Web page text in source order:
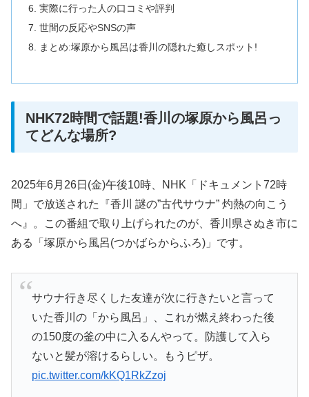
実際に行った人の口コミや評判
世間の反応やSNSの声
まとめ:塚原から風呂は香川の隠れた癒しスポット!
NHK72時間で話題!香川の塚原から風呂っ
てどんな場所?
2025年6月26日(金)午後10時、NHK「ドキュメント72時
間」で放送された『香川 謎の”古代サウナ” 灼熱の向こう
へ』。この番組で取り上げられたのが、香川県さぬき市に
ある「塚原から風呂(つかばらからふろ)」です。
サウナ行き尽くした友達が次に行きたいと言って
いた香川の「から風呂」、これが燃え終わった後
の150度の釜の中に入るんやって。防護して入ら
ないと髪が溶けるらしい。もうピザ。
pic.twitter.com/kKQ1RkZzoj